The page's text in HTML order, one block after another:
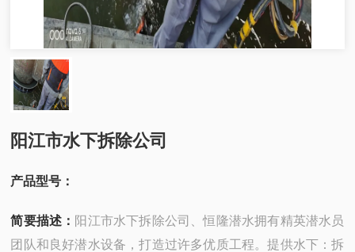
阳江市水下拆除公司
产品型号：
简要描述： 阳江市水下拆除公司、恒隆潜水拥有精英潜水员
团队和良好潜水设备，打造过许多优质工程。提供水下：拆